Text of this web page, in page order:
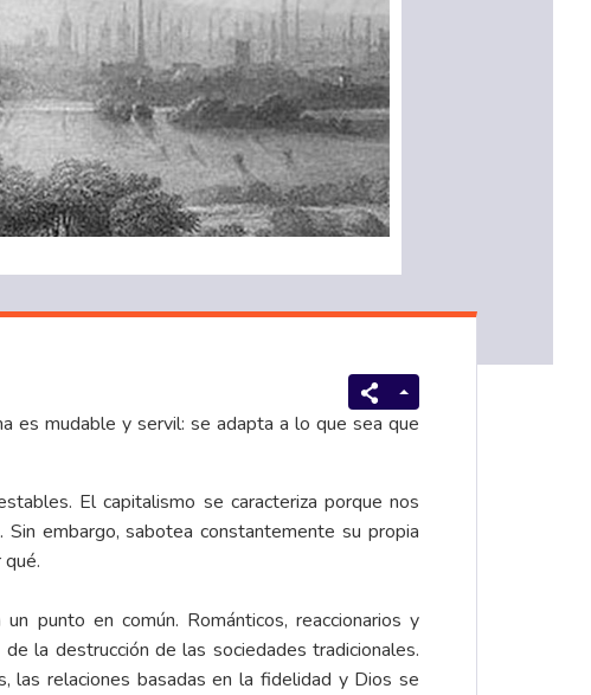
es mudable y servil: se adapta a lo que sea que
El capitalismo se caracteriza porque nos
embargo, sabotea constantemente su propia
punto en común. Románticos, reaccionarios y
la destrucción de las sociedades tradicionales.
las relaciones basadas en la fidelidad y Dios se